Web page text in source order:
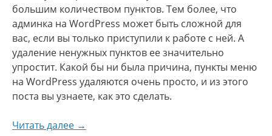
большим количеством пунктов. Тем более, что
админка на WordPress может быть сложной для
вас, если вы только приступили к работе с ней. А
удаление ненужных пунктов ее значительно
упростит. Какой бы ни была причина, пункты меню
на WordPress удаляются очень просто, и из этого
поста вы узнаете, как это сделать.
Читать далее →